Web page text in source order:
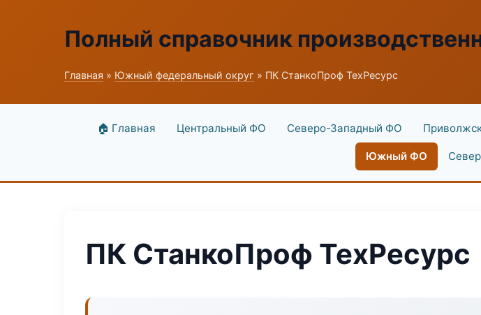
Полный справочник
Главная » Южный федеральный округ » ПК СтанкоПроф ТехРесурс
🏠 Главная Центральный ФО Северо-Западный ФО
Южный ФО
ПК СтанкоПроф ТехРесурс